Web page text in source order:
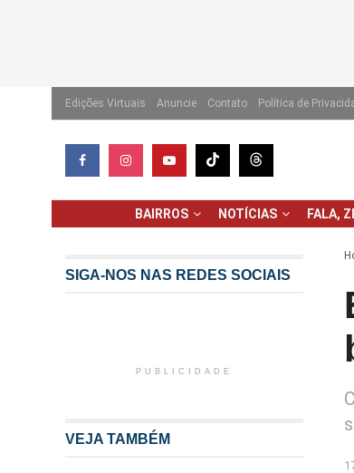
Edições Virtuais Anuncie Contato Política de
BAIRROS NOTÍCIAS FALA,
SIGA-NOS NAS REDES SOCIAIS
PUBLICIDADE
VEJA TAMBÉM